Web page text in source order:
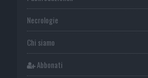
Necrologie
Chi siamo
Abbonati